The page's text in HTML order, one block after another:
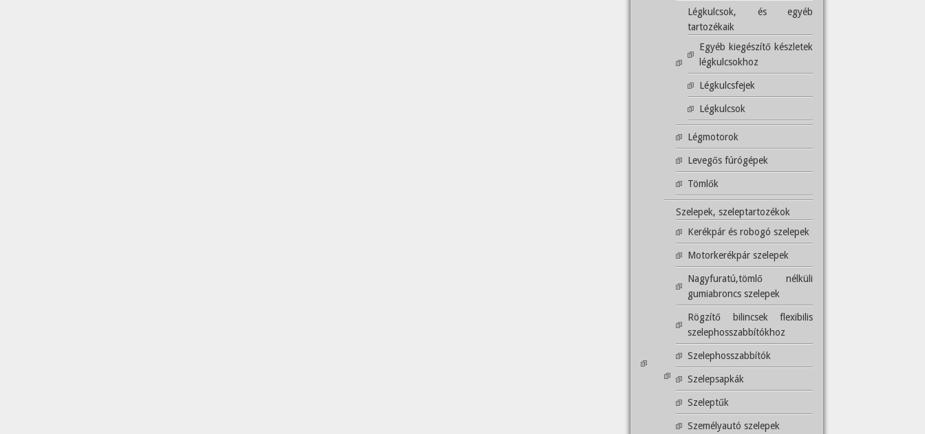
Légkulcsok, és egyéb
tartozékaik
Egyéb kiegészítő készletek
légkulcsokhoz
Légkulcsfejek
Légkulcsok
Légmotorok
Levegős fúrógépek
Tömlők
Szelepek, szeleptartozékok
Kerékpár és robogó szelepek
Motorkerékpár szelepek
Nagyfuratú,tömlő nélküli
gumiabroncs szelepek
Rögzítő bilincsek flexibilis
szelephosszabbítókhoz
Szelephosszabbítók
Szelepsapkák
Szeleptűk
Személyautó szelepek